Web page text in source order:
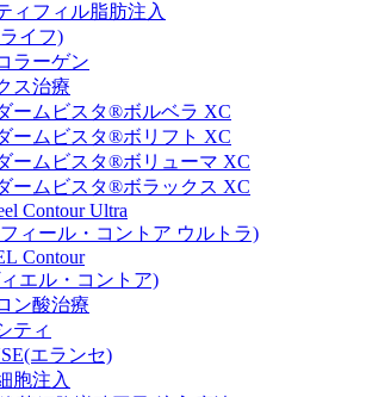
ィフィル脂肪注入
イフ)
ラーゲン
ス治療
ームビスタ®ボルベラ XC
ームビスタ®ボリフト XC
ームビスタ®ボリューマ XC
ームビスタ®ボラックス XC
Contour Ultra
ィール・コントア ウルトラ)
Contour
エル・コントア)
ン酸治療
ティ
(エランセ)
胞注入